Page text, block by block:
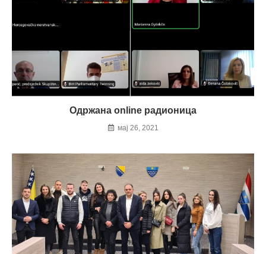
Одржана online радионица
мај 26, 2021